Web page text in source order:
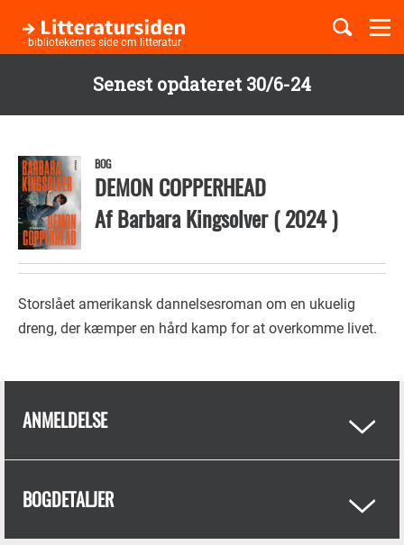
Senest opdateret 30/6-24
hovedindhold
- bibliotekernes side om litteratur
Børnebøger
Temaer
BOG
DEMON COPPERHEAD
AfBarbara Kingsolver(2024)
Storslået amerikansk dannelsesroman om en ukuelig
dreng, der kæmper en hård kamp for at overkomme livet.
ANMELDELSE
BOGDETALJER